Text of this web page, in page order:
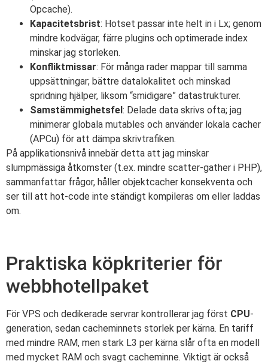
Opcache).
Kapacitetsbrist: Hotset passar inte helt in i Lx; genom
mindre kodvägar, färre plugins och optimerade index
minskar jag storleken.
Konfliktmissar: För många rader mappar till samma
uppsättningar; bättre datalokalitet och minskad
spridning hjälper, liksom “smidigare” datastrukturer.
Samstämmighetsfel: Delade data skrivs ofta; jag
minimerar globala mutables och använder lokala cacher
(APCu) för att dämpa skrivtrafiken.
På applikationsnivå innebär detta att jag minskar
slumpmässiga åtkomster (t.ex. mindre scatter-gather i PHP),
sammanfattar frågor, håller objektcacher konsekventa och
ser till att hot-code inte ständigt kompileras om eller laddas
om.
Praktiska köpkriterier för
webbhotellpaket
För VPS och dedikerade servrar kontrollerar jag först CPU-
generation, sedan cacheminnets storlek per kärna. En tariff
med mindre RAM, men stark L3 per kärna slår ofta en modell
med mycket RAM och svagt cacheminne. Viktigt är också